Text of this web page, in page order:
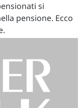
si
pensione. Ecco